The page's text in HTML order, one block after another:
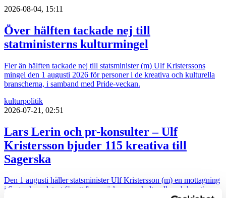
2026-08-04, 15:11
Över hälften tackade nej till
statministerns kulturmingel
Fler än hälften tackade nej till statsminister (m) Ulf Kristerssons
mingel den 1 augusti 2026 för personer i de kreativa och kulturella
branscherna, i samband med Pride-veckan.
kulturpolitik
2026-07-21, 02:51
Lars Lerin och pr-konsulter – Ulf
Kristersson bjuder 115 kreativa till
Sagerska
Den 1 augusti håller statsminister Ulf Kristersson (m) en mottagning
i Sagerska palatset för att ”uppmärksamma kulturella och kreativ